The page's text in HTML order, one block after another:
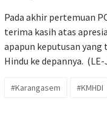
Pada akhir pertemuan
terima kasih atas
apapun keputusan
Hindu ke depannya. (LE-
#Karangasem #KMHDI